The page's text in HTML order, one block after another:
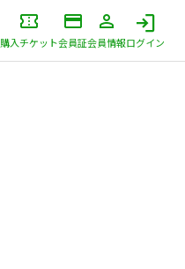
購入チケット会員証会員情報ログイン